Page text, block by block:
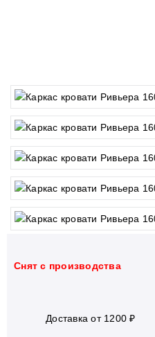
Cнят с производства
Доставка от 1200 ₽